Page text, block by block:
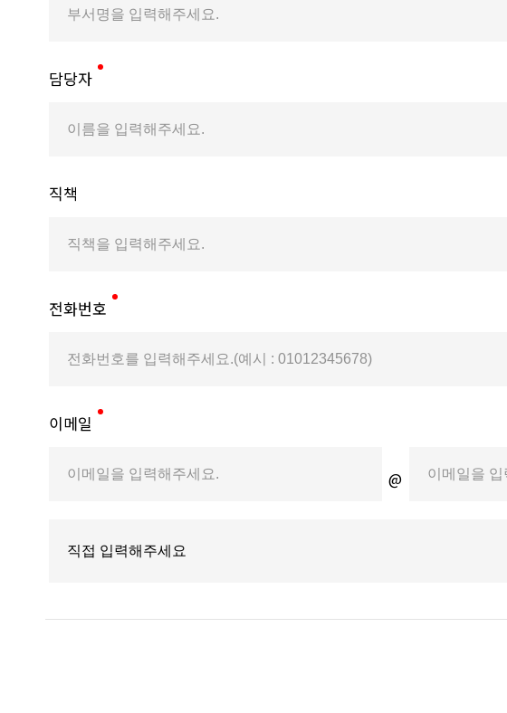
담당자
직책
전화번호
이메일
@